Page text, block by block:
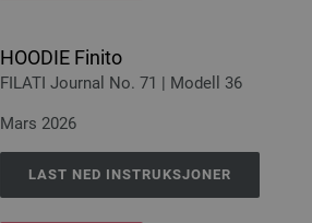
HOODIE Finito
FILATI Journal No. 71 | Modell 36
Mars 2026
LAST NED INSTRUKSJONER